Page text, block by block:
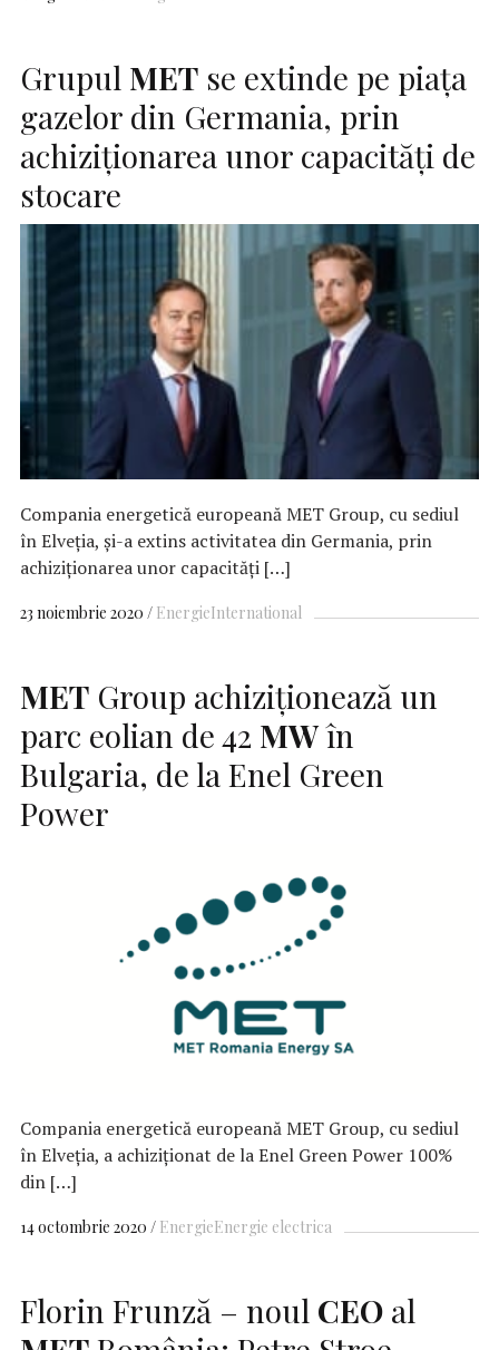
Grupul MET se extinde pe piaţa
gazelor din Germania, prin
achiziţionarea unor capacităţi de
stocare
Compania energetică europeană MET Group, cu sediul
în Elveţia, şi-a extins activitatea din Germania, prin
achiziţionarea unor capacităţi […]
23 noiembrie 2020 EnergieInternational
MET Group achiziționează un
parc eolian de 42 MWîn
Bulgaria, de la Enel Green
Power
Compania energetică europeană MET Group, cu sediul
în Elveția, a achiziționat de la Enel Green Power 100%
din […]
14 octombrie 2020 EnergieEnergie electrica
Florin Frunză – noul CEO al